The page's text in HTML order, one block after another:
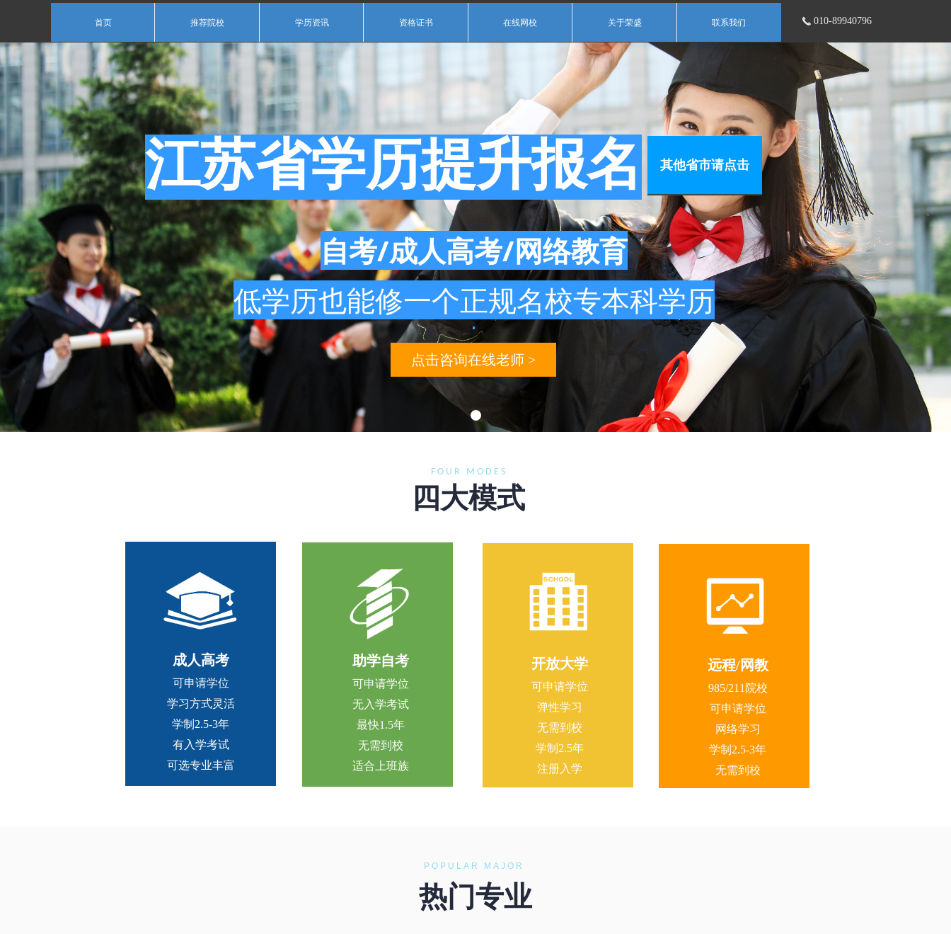
끅 010-89940796
首页 推荐院校 学历资讯 资格证书 在线网校 关于荣盛 联系我们
热门专业
POPULAR MAJOR
四大模式
FOUR MODES
成人高考
可申请学位
学习方式灵活
学制2.5-3年
有入学考试
可选专业丰富
助学自考
可申请学位
无入学考试
最快1.5年
无需到校
适合上班族
开放大学
可申请学位
弹性学习
无需到校
学制2.5年
注册入学
远程/网教
985/211院校
可申请学位
网络学习
学制2.5-3年
无需到校
点击咨询在线老师 >
其他省市请点击
江苏省学历提升报名
自考/成人高考/网络教育
低学历也能修一个正规名校专本科学历